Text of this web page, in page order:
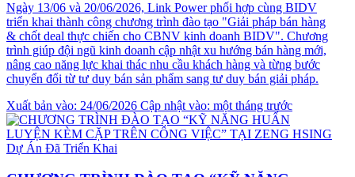
Ngày 13/06 và 20/06/2026, Link Power phối hợp cùng BIDV
triển khai thành công chương trình đào tạo "Giải pháp bán hàng
& chốt deal thực chiến cho CBNV kinh doanh BIDV". Chương
trình giúp đội ngũ kinh doanh cập nhật xu hướng bán hàng mới,
nâng cao năng lực khai thác nhu cầu khách hàng và từng bước
chuyển đổi từ tư duy bán sản phẩm sang tư duy bán giải pháp.
Xuất bản vào: 24/06/2026 Cập nhật vào: một tháng trước
Dự Án Đã Triển Khai